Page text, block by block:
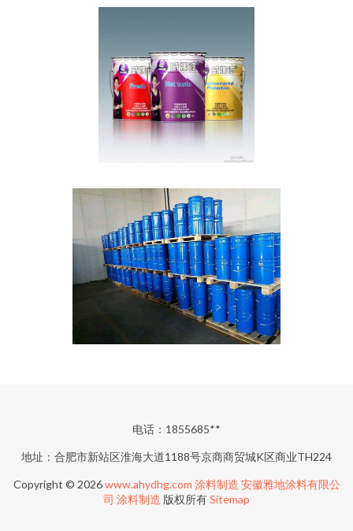
电话：1855685**
地址：合肥市新站区淮海大道1188号京商商贸城K区商业TH224
Copyright © 2026www.ahydhg.com 涂料制造 安徽雅地涂料有限公
司 涂料制造 版权所有Sitemap